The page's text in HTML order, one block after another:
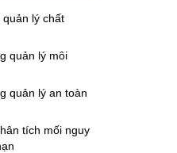
quản lý chất
quản lý môi
quản lý an toàn
tích mối nguy